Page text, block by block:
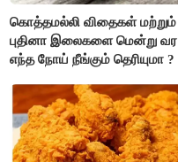
கொத்தமல்லி விதைகள் மற்றும்
புதினா இலைகளை மென்று வர
எந்த நோய் நீங்கும் தெரியுமா ?